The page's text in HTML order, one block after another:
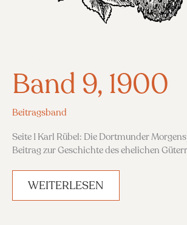
Band 9, 1900
Beitragsband
Seite 1 Karl Rübel: Die Dortmunder
Beitrag zur Geschichte des ehelichen
BAND
WEITERLESEN